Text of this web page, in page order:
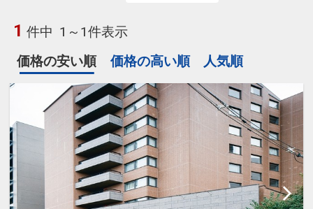
1 件中 1～1件表示
価格の安い順
価格の高い順 人気順